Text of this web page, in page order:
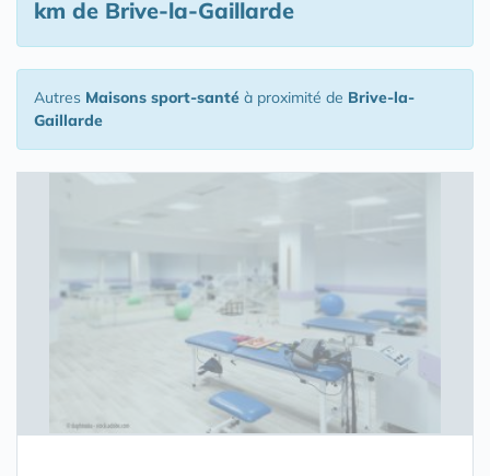
km de Brive-la-Gaillarde
Autres Maisons sport-santé à proximité de Brive-la-
Gaillarde